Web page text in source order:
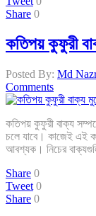
Share 0
কতিপয় কুফুরী
Posted By: Md
Comments
কতিপয় কুফুরী বাক্য
চলে যাবে। কাজেই এই
আবশ্যক। নিচের
Share 0
Tweet 0
Share 0